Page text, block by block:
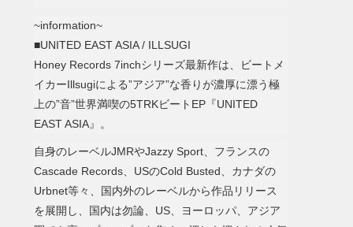
~information~
■UNITED EAST ASIA / ILLSUGI
Honey Records 7inchシリーズ最新作は、ビートメ
イカーIllsugiによる”アジア”な香りが濃厚に漂う極
上の”音”世界満喫の5TRKビートEP『UNITED
EAST ASIA』。
自身のレーベルJMRやJazzy Sport、フランスの
Cascade Records、USのCold Busted、カナダの
Urbnet等々、国内外のレーベルから作品リリース
を展開し、国内は勿論、US、ヨーロッパ、アジア